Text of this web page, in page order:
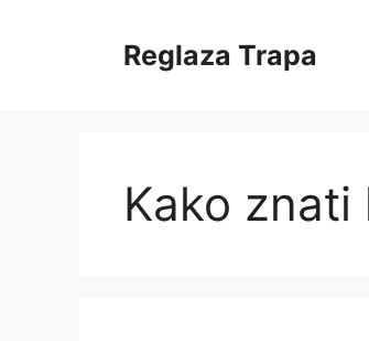
Reglaza Trapa
Kako